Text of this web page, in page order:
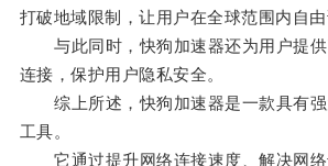
打破地域限制，让用户在全球范围内自由
与此同时，快狗加速器还为用户提供
连接，保护用户隐私安全。
综上所述，快狗加速器是一款具有强
工具。
它通过提升网络连接速度、解决网络